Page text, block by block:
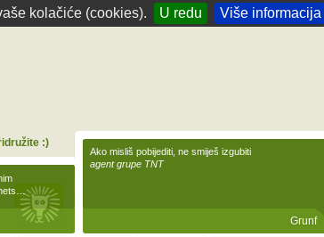
kolačiće (cookies). U redu Više informacija
:)
Ako misliš pobijediti, ne smiješ izgubiti
agent grupe TNT
Grunf